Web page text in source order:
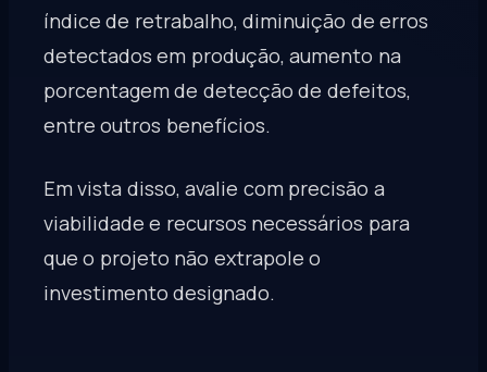
índice de retrabalho, diminuição de erros
detectados em produção, aumento na
porcentagem de detecção de defeitos,
entre outros benefícios.
Em vista disso, avalie com precisão a
viabilidade e recursos necessários para
que o projeto não extrapole o
investimento designado.